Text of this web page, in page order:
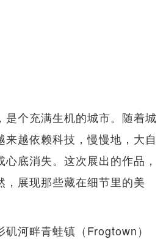
是个充满生机的城市。随着城
越依赖科技，慢慢地，大自
底消失。这次展出的作品，
，展现那些藏在细节里的美
河畔青蛙镇（Frogtown）